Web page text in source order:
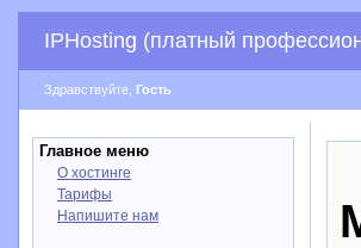
IPHosting (платный
Здравствуйте, Гость
Главное меню
О хостинге
Тарифы
Напишите нам